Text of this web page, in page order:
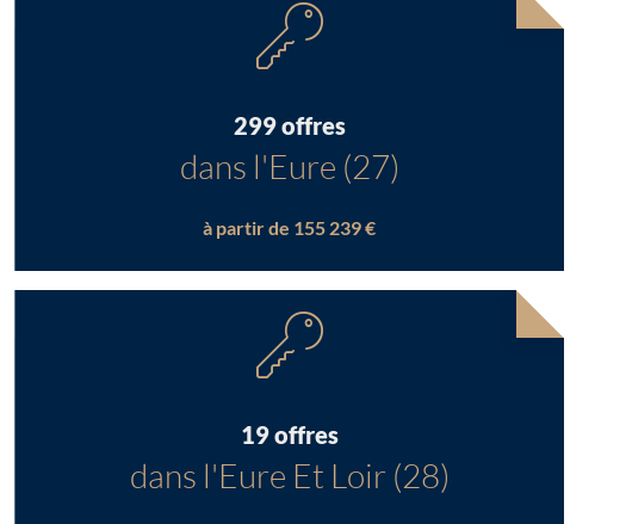
299 offres
dans l'Eure (27)
à partir de 155 239 €
19 offres
dans l'Eure Et Loir (28)